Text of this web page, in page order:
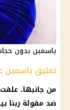
ياسمين بدون
تعليق ياسمين
من جانبها، علقت